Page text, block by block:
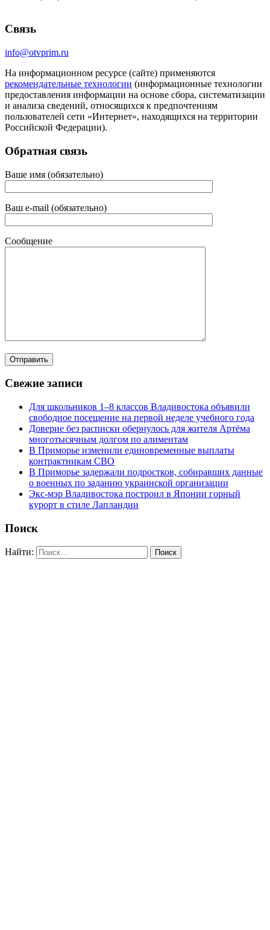
Связь
info@otvprim.ru
На информационном ресурсе (сайте) применяются
рекомендательные технологии (информационные технологии
предоставления информации на основе сбора, систематизации
и анализа сведений, относящихся к предпочтениям
пользователей сети «Интернет», находящихся на территории
Российской Федерации).
Обратная связь
Ваше имя (обязательно)
Ваш e-mail (обязательно)
Сообщение
Свежие записи
Для школьников 1–8 классов Владивостока объявили
свободное посещение на первой неделе учебного года
Доверие без расписки обернулось для жителя Артёма
многотысячным долгом по алиментам
В Приморье изменили единовременные выплаты
контрактникам СВО
В Приморье задержали подростков, собиравших данные
о военных по заданию украинской организации
Экс-мэр Владивостока построил в Японии горный
курорт в стиле Лапландии
Поиск
Найти: